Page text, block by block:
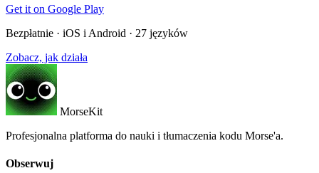
Get it on Google Play
Bezpłatnie · iOS i Android · 27 języków
Zobacz, jak działa
MorseKit
Profesjonalna platforma do nauki i tłumaczenia kodu Morse'a.
Obserwuj